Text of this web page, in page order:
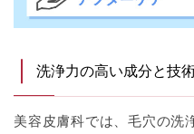
洗浄力の高い成分と技
美容皮膚科では、毛穴の洗